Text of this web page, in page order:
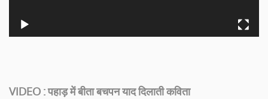
VIDEO : पहाड़ में बीता बचपन याद दिलाती कविता